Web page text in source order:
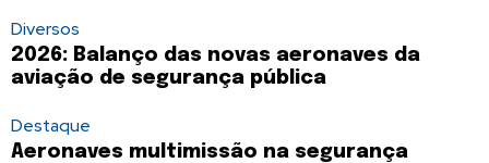
Diversos
2026: Balanço das novas aeronaves da
aviação de segurança pública
Destaque
Aeronaves multimissão na segurança